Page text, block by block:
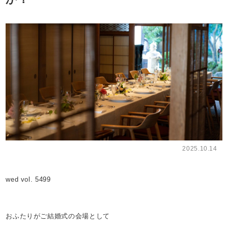
2025.10.14
wed vol. 5499
おふたりがご結婚式の会場として